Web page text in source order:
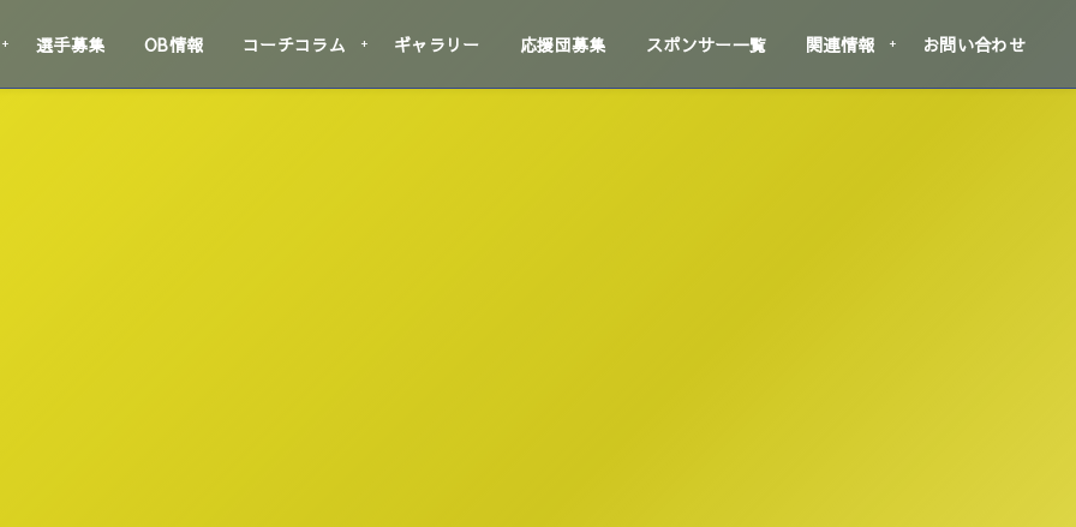
選手募集 OB情報 コーチコラム ギャラリー 応援団募集 スポンサー一覧 関連情報 お問い合わせ